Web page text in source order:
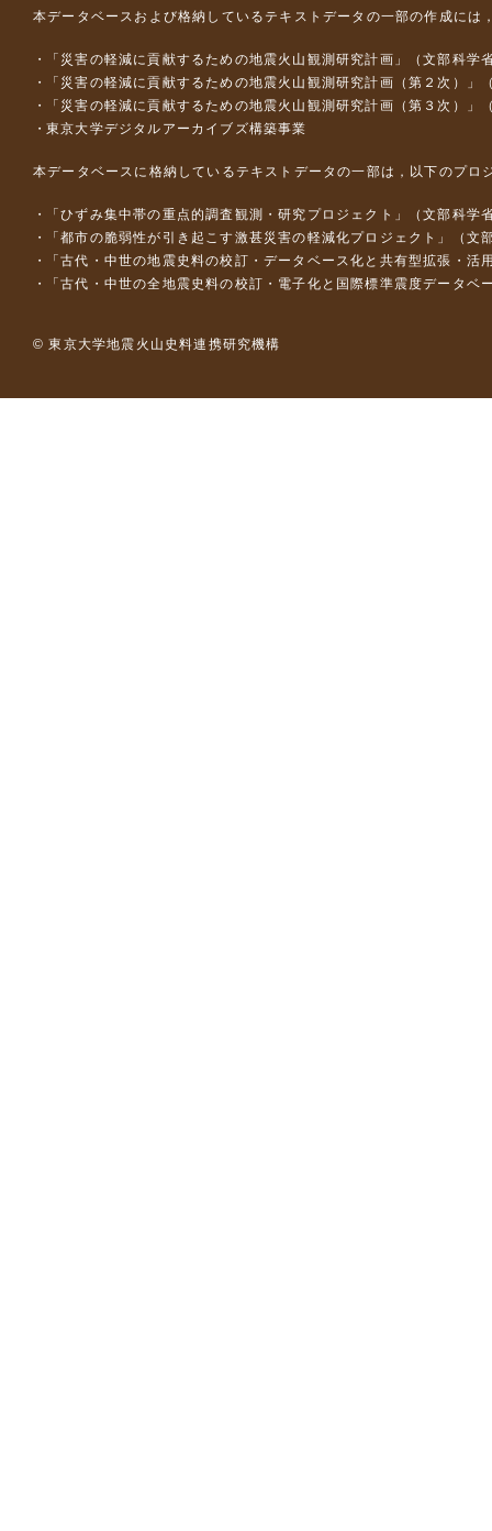
本データベースおよび格納しているテキストデータの一部の作成には
「災害の軽減に貢献するための地震火山観測研究計画」（文部科学
「災害の軽減に貢献するための地震火山観測研究計画（第２次）」
「災害の軽減に貢献するための地震火山観測研究計画（第３次）」
東京大学デジタルアーカイブズ構築事業
本データベースに格納しているテキストデータの一部は，以下のプロ
「ひずみ集中帯の重点的調査観測・研究プロジェクト」（文部科
「都市の脆弱性が引き起こす激甚災害の軽減化プロジェクト」（
「古代・中世の地震史料の校訂・データベース化と共有型拡張・
「古代・中世の全地震史料の校訂・電子化と国際標準震度データ
© 東京大学地震火山史料連携研究機構